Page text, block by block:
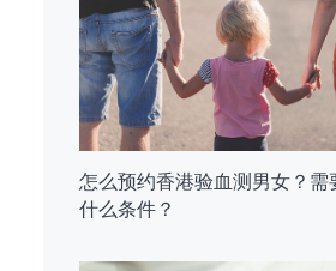
怎么预约香港验血测男女？需
什么条件？